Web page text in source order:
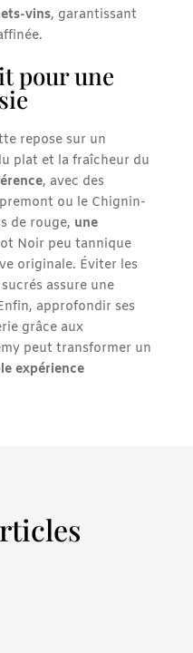
vins, garantissant
pour une
repose sur un
plat et la fraîcheur du
, avec des
ou le Chignin-
de rouge, une
Noir peu tannique
originale. Éviter les
assure une
approfondir ses
grâce aux
peut transformer un
expérience